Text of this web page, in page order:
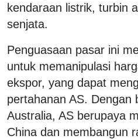
kendaraan listrik, turbin
senjata.
Penguasaan pasar ini
untuk memanipulasi
ekspor, yang dapat
pertahanan AS. Dengan
Australia, AS berupaya
China dan membangun